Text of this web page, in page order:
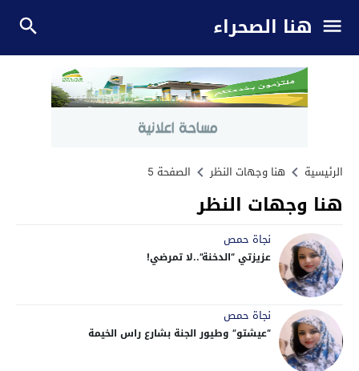
هنا الصحراء
الرئيسية هنا وجهات النظر الصفحة 5
هنا وجهات النظر
نجاة حمص
عزيزتي “الدخنة”..لا تمرضي!
نجاة حمص
“عيشتو” وطيور الجنة بشارع راس الخيمة